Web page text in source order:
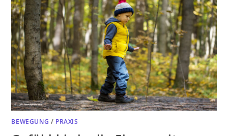
BEWEGUNG / PRAXIS